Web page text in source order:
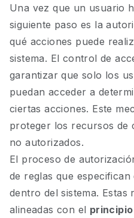
Una vez que un usuario
siguiente paso es la
qué acciones puede
sistema. El control de
garantizar que solo los
puedan acceder a
ciertas acciones. Este
proteger los recursos de
no autorizados.
El proceso de
de reglas que
dentro del sistema. Estas
alineadas con el